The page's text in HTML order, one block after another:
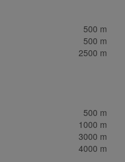
500 m
500 m
2500 m
500 m
1000 m
3000 m
4000 m